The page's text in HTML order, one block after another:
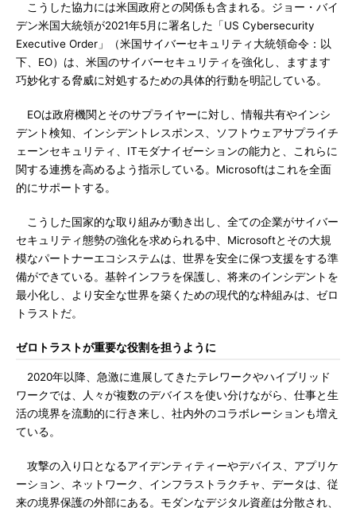
こうした協力には米国政府との関係も含まれる。ジョー・バイ
デン米国大統領が2021年5月に署名した「US Cybersecurity
Executive Order」（米国サイバーセキュリティ大統領命令：以
下、EO）は、米国のサイバーセキュリティを強化し、ますます
巧妙化する脅威に対処するための具体的行動を明記している。
EOは政府機関とそのサプライヤーに対し、情報共有やインシ
デント検知、インシデントレスポンス、ソフトウェアサプライチ
ェーンセキュリティ、ITモダナイゼーションの能力と、これらに
関する連携を高めるよう指示している。Microsoftはこれを全面
的にサポートする。
こうした国家的な取り組みが動き出し、全ての企業がサイバー
セキュリティ態勢の強化を求められる中、Microsoftとその大規
模なパートナーエコシステムは、世界を安全に保つ支援をする準
備ができている。基幹インフラを保護し、将来のインシデントを
最小化し、より安全な世界を築くための現代的な枠組みは、ゼロ
トラストだ。
ゼロトラストが重要な役割を担うように
2020年以降、急激に進展してきたテレワークやハイブリッド
ワークでは、人々が複数のデバイスを使い分けながら、仕事と生
活の境界を流動的に行き来し、社内外のコラボレーションも増え
ている。
攻撃の入り口となるアイデンティティーやデバイス、アプリケ
ーション、ネットワーク、インフラストラクチャ、データは、従
来の境界保護の外部にある。モダンなデジタル資産は分散され、